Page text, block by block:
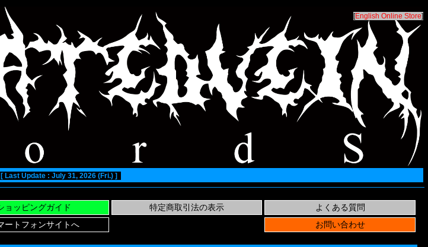
[English Online Store]
[ Last Update : July 31, 2026 (Fri.) ]